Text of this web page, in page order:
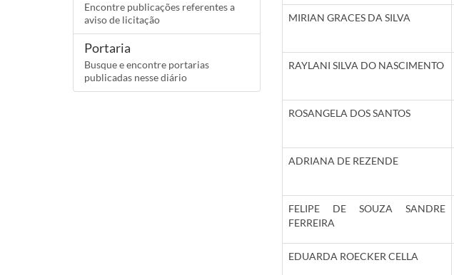
Encontre publicações referentes a
aviso de licitação
Portaria
Busque e encontre portarias
publicadas nesse diário
MIRIAN GRACES DA SILVA
RAYLANI SILVA DO NASCIMENTO
ROSANGELA DOS SANTOS
ADRIANA DE REZENDE
FELIPE DE SOUZA SANDRE
FERREIRA
EDUARDA ROECKER CELLA